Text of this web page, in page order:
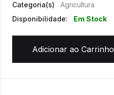
Categoria(s)
Agricultura
Disponibilidade:
Em Stock
Adicionar ao Carrinho